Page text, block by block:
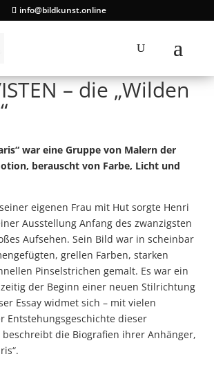
info@bildkunst.online
– die „Wilden
war eine Gruppe von Malern der
berauscht von Farbe, Licht und
eigenen Frau mit Hut sorgte Henri
Ausstellung Anfang des zwanzigsten
Aufsehen. Sein Bild war in scheinbar
grellen Farben, starken
Pinselstrichen gemalt. Es war ein
der Beginn einer neuen Stilrichtung
Essay widmet sich – mit vielen
Entstehungsgeschichte dieser
die Biografien ihrer Anhänger,